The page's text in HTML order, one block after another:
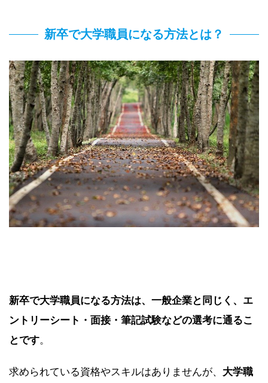
新卒で大学職員になる方法とは？
新卒で大学職員になる方法は、一般企業と同じく、エ
ントリーシート・面接・筆記試験などの選考に通るこ
とです。
求められている資格やスキルはありませんが、 大学職